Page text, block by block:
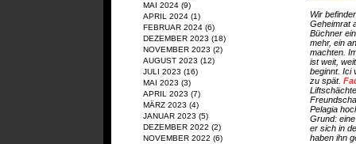
MAI 2024 (9)
APRIL 2024 (1)
FEBRUAR 2024 (6)
DEZEMBER 2023 (18)
NOVEMBER 2023 (2)
AUGUST 2023 (12)
JULI 2023 (16)
MAI 2023 (3)
APRIL 2023 (7)
MÄRZ 2023 (4)
JANUAR 2023 (5)
DEZEMBER 2022 (2)
NOVEMBER 2022 (6)
Wir
Geheimrat
Büchner
mehr, ein
machten.
ist weit,
beginnt. Ici
zu spät.
Pelagia
Grund:
er sich in
haben ihn